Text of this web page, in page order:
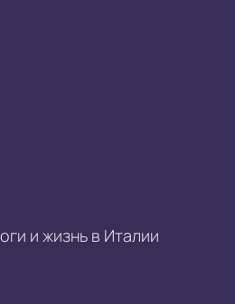
и жизнь в Италии